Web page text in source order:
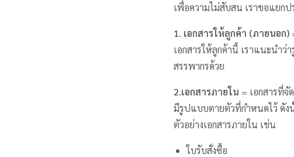
เพื่อความไม่สับสน เราขอแยก
1. เอกสารให้ลูกค้า (ภายนอก)
เอกสารให้ลูกค้านี้ เราแนะนำ
สรรพากรด้วย
2.เอกสารภายใน = เอกสารที่จั
มีรูปแบบตายตัวที่กำหนดไว้ ดังนั้
ตัวอย่างเอกสารภายใน เช่น
ใบรับสั่งซื้อ